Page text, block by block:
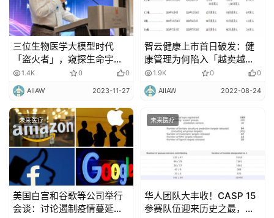
三位生物医学大模型时代
「盗火者」，窥探生命宇宙
的边缘
1.4K 0 0
AIIAW 2023-11-27
智云健康上市首日破发：健
康管理为何陷入「越卖越
亏」的怪圈？
1.9K 0 0
AIIAW 2022-08-24
未来医疗
美国白宫和谷歌等公司举行
会谈：讨论遏制疫情蔓延和
未来医疗
华人团队大丰收！CASP 15
参赛队伍迎来历史之最，